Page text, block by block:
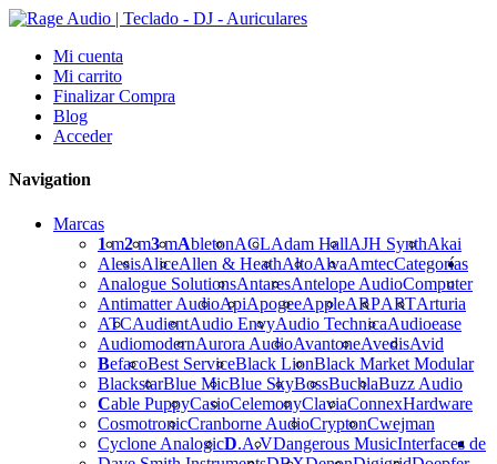
Mi cuenta
Mi carrito
Finalizar Compra
Blog
Acceder
Navigation
Marcas
1m2m3mAbletonACLAdam HallAJH SynthAkai
AlesisAliceAllen & HeathAltoAlvaAmtec
Analogue SolutionsAntaresAntelope Audio
Antimatter AudioApiApogeeAppleARPARTArturia
ATCAudientAudio EnvyAudio TechnicaAudioease
AudiomodernAurora AudioAvantoneAvedisAvid
BefacoBest ServiceBlack LionBlack Market Modular
BlackstarBlue MicBlue SkyBossBuchlaBuzz Audio
Cable PuppyCasioCelemonyClaviaConnex
CosmotronicCranborne AudioCryptonCwejman
Cyclone AnalogicD.A.VDangerous Music
Categorías
Computer
Hardware
Interfaces de